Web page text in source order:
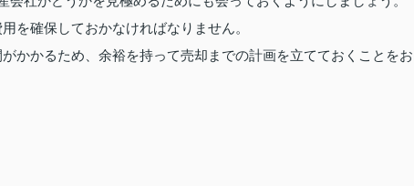
を確保しておかなければなりません。
かかるため、余裕を持って売却までの計画を立てておくことをお